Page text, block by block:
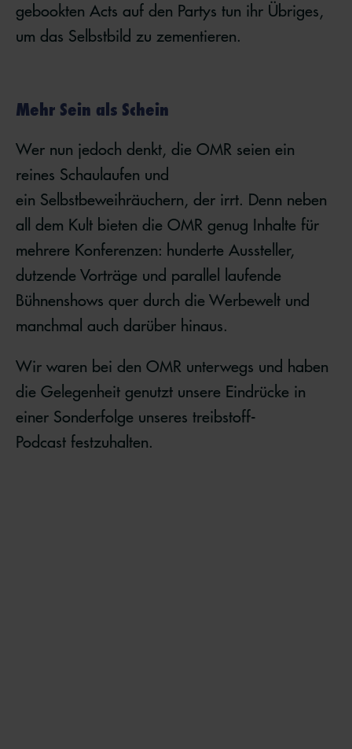
gebookten Acts auf den Partys tun ihr Übriges,
um das Selbstbild zu zementieren.
Mehr Sein als Schein
Wer nun jedoch denkt, die OMR seien ein
reines Schaulaufen und
ein Selbstbeweihräuchern, der irrt. Denn neben
all dem Kult bieten die OMR genug Inhalte für
mehrere Konferenzen: hunderte Aussteller,
dutzende Vorträge und parallel laufende
Bühnenshows quer durch die Werbewelt und
manchmal auch darüber hinaus.
Wir waren bei den OMR unterwegs und haben
die Gelegenheit genutzt unsere Eindrücke in
einer Sonderfolge unseres treibstoff-
Podcast festzuhalten.